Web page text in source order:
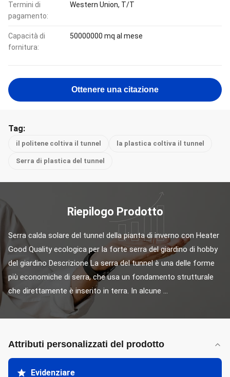
Termini di
pagamento:
Western Union, T/T
Capacità di
fornitura:
50000000 mq al mese
Ottenere una citazione
Tag:
il politene coltiva il tunnel la plastica coltiva il tunnel
Serra di plastica del tunnel
Riepilogo Prodotto
Serra calda solare del tunnel della pianta di inverno con Heater
Good Quality ecologica per la forte serra del giardino di hobby
del giardino Descrizione La serra del tunnel è una delle forme
più economiche di serra, che usa un fondamento strutturale
che direttamente è inserito in terra. In alcune ...
Attributi personalizzati del prodotto
Evidenziare